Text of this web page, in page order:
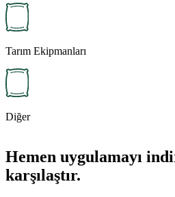
Tarım Ekipmanları
Diğer
Hemen uygulamayı
karşılaştır.